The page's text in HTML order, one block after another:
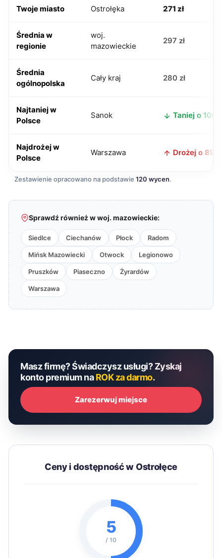
Twoje miasto Ostrołęka 271 zł
Średnia w
regionie
woj.
mazowieckie
297 zł
Średnia
ogólnopolska
Cały kraj 280 zł
Najtaniej w
Polsce
Sanok Taniej o 106
Najdrożej w
Polsce
Warszawa Drożej o 89 zł
Zestawienie opracowano na podstawie 120 wycen.
Sprawdź również w woj. mazowieckie:
Siedlce Ciechanów Płock Radom
Mińsk Mazowiecki Otwock Legionowo
Pruszków Piaseczno Żyrardów
Warszawa
Masz firmę? Świadczysz usługi? Zyskaj
konto premium naROK za darmo.
Zarezerwuj miejsce
Ceny i dostępność w Ostrołęce
5
/ 10